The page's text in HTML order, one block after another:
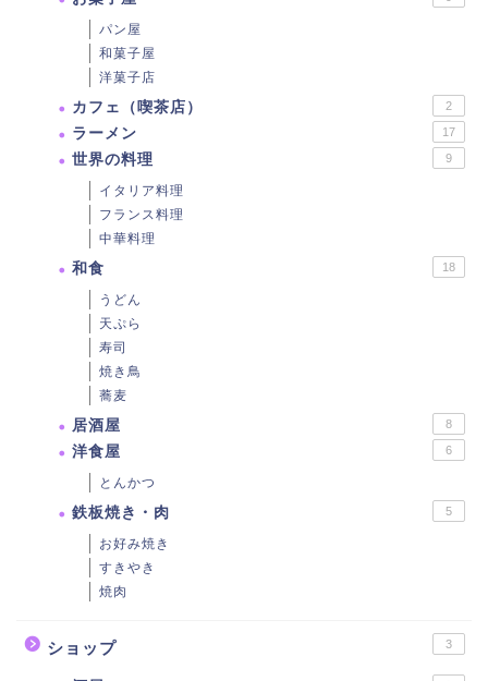
パン屋
和菓子屋
洋菓子店
カフェ（喫茶店） 2
ラーメン 17
世界の料理 9
イタリア料理
フランス料理
中華料理
和食 18
うどん
天ぷら
寿司
焼き鳥
蕎麦
居酒屋 8
洋食屋 6
とんかつ
鉄板焼き・肉 5
お好み焼き
すきやき
焼肉
ショップ 3